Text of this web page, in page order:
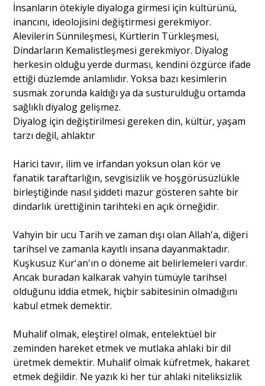
İnsanların ötekiyle diyaloga girmesi için kültürünü,
inancını, ideolojisini değiştirmesi gerekmiyor.
Alevilerin Sünnileşmesi, Kürtlerin Türkleşmesi,
Dindarların Kemalistleşmesi gerekmiyor. Diyalog
herkesin olduğu yerde durması, kendini özgürce ifade
ettiği düzlemde anlamlıdır. Yoksa bazı kesimlerin
susmak zorunda kaldığı ya da susturulduğu ortamda
sağlıklı diyalog gelişmez.
Diyalog için değiştirilmesi gereken din, kültür, yaşam
tarzı değil, ahlaktır
Harici tavır, ilim ve irfandan yoksun olan kör ve
fanatik taraftarlığın, sevgisizlik ve hoşgörüsüzlükle
birleştiğinde nasıl şiddeti mazur gösteren sahte bir
dindarlık ürettiğinin tarihteki en açık örneğidir.
Vahyin bir ucu Tarih ve zaman dışı olan Allah'a, diğeri
tarihsel ve zamanla kayıtlı insana dayanmaktadır.
Kuşkusuz Kur'an'ın o döneme ait belirlemeleri vardır.
Ancak buradan kalkarak vahyin tümüyle tarihsel
olduğunu iddia etmek, hiçbir sabitesinin olmadığını
kabul etmek demektir.
Muhalif olmak, eleştirel olmak, entelektüel bir
zeminden hareket etmek ve mutlaka ahlaki bir dil
üretmek demektir. Muhalif olmak küfretmek, hakaret
etmek değildir. Ne yazık ki her tür ahlaki niteliksizlik